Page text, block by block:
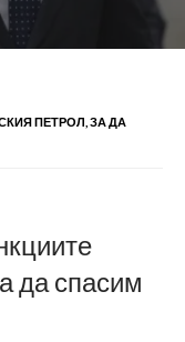
ПЕТРОЛ, ЗА ДА
да спасим